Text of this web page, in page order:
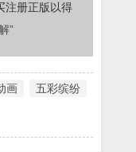
注册正版以得
”
画 五彩缤纷